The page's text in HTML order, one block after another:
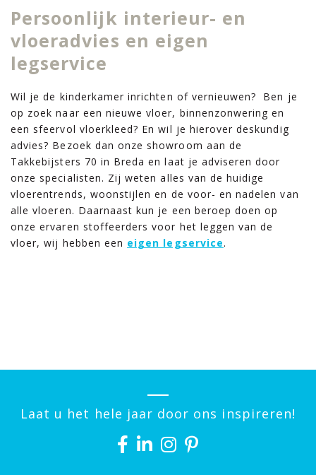
Persoonlijk interieur- en
vloeradvies en eigen
legservice
Wil je de kinderkamer inrichten of vernieuwen? Ben je
op zoek naar een nieuwe vloer, binnenzonwering en
een sfeervol vloerkleed? En wil je hierover deskundig
advies? Bezoek dan onze showroom aan de
Takkebijsters 70 in Breda en laat je adviseren door
onze specialisten. Zij weten alles van de huidige
vloerentrends, woonstijlen en de voor- en nadelen van
alle vloeren. Daarnaast kun je een beroep doen op
onze ervaren stoffeerders voor het leggen van de
vloer, wij hebben een eigen legservice.
Laat u het hele jaar door ons inspireren!